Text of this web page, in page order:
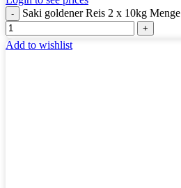
Saki goldener Reis 2 x 10kg Menge
Add to wishlist